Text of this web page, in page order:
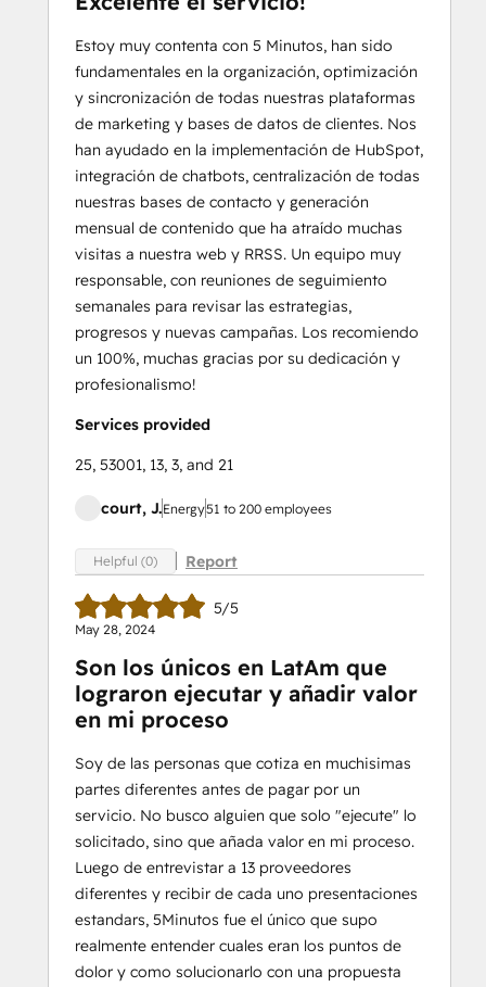
Estoy muy contenta con 5 Minutos, han sido
fundamentales en la organización, optimización
y sincronización de todas nuestras plataformas
de marketing y bases de datos de clientes. Nos
han ayudado en la implementación de HubSpot,
integración de chatbots, centralización de todas
nuestras bases de contacto y generación
mensual de contenido que ha atraído muchas
visitas a nuestra web y RRSS. Un equipo muy
responsable, con reuniones de seguimiento
semanales para revisar las estrategias,
progresos y nuevas campañas. Los recomiendo
un 100%, muchas gracias por su dedicación y
profesionalismo!
Services provided
25, 53001, 13, 3, and 21
court, J.Energy51 to 200 employees
Helpful (0) Report
5/5
May 28, 2024
Son los únicos en LatAm que
lograron ejecutar y añadir valor
en mi proceso
Soy de las personas que cotiza en muchisimas
partes diferentes antes de pagar por un
servicio. No busco alguien que solo "ejecute" lo
solicitado, sino que añada valor en mi proceso.
Luego de entrevistar a 13 proveedores
diferentes y recibir de cada uno presentaciones
estandars, 5Minutos fue el único que supo
realmente entender cuales eran los puntos de
dolor y como solucionarlo con una propuesta